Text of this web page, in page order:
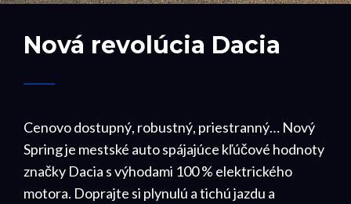
Nová revolúcia Dacia
Cenovo dostupný, robustný, priestranný… Nový
Spring je mestské auto spájajúce kľúčové hodnoty
značky Dacia s výhodami 100 % elektrického
motora. Doprajte si plynulú a tichú jazdu a